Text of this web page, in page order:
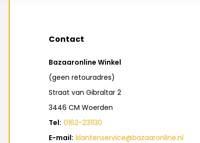
Contact
Bazaaronline Winkel
(geen retouradres)
Straat van Gibraltar 2
3446 CM Woerden
Tel: 0162-231130
E-mail: klantenservice@bazaaronline.nl